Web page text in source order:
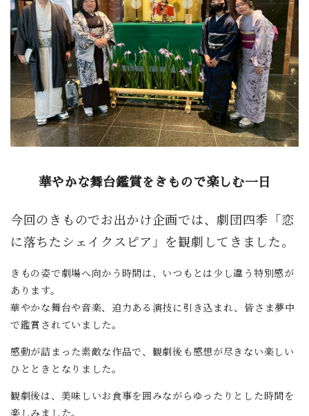
華やかな舞台鑑賞をきもので楽しむ一日
今回のきものでお出かけ企画では、劇団四季「恋
に落ちたシェイクスピア」を観劇してきました。
きもの姿で劇場へ向かう時間は、いつもとは少し違う特別感が
あります。
華やかな舞台や音楽、迫力ある演技に引き込まれ、皆さま夢中
で鑑賞されていました。
感動が詰まった素敵な作品で、観劇後も感想が尽きない楽しい
ひとときとなりました。
観劇後は、美味しいお食事を囲みながらゆったりとした時間を
楽しみました。